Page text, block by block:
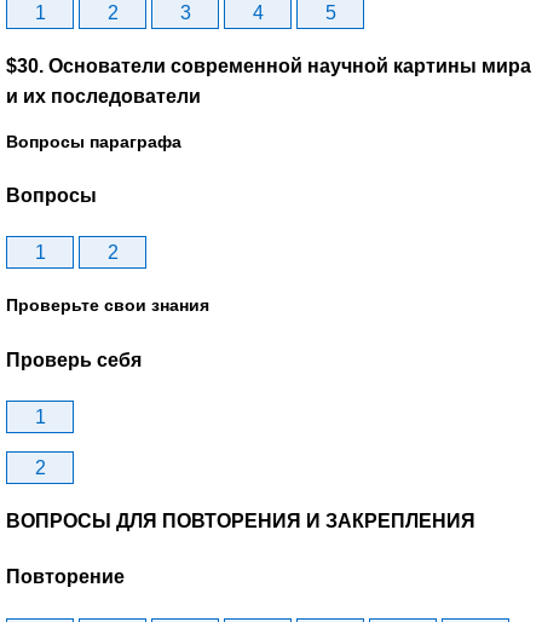
1 2 3 4 5
$30. Основатели современной научной картины мира
и их последователи
Вопросы параграфа
Вопросы
1 2
Проверьте свои знания
Проверь себя
1
2
ВОПРОСЫ ДЛЯ ПОВТОРЕНИЯ И ЗАКРЕПЛЕНИЯ
Повторение